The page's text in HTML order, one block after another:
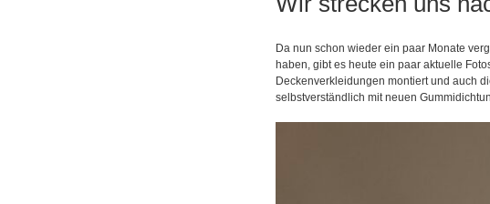
Da nun schon wieder ein paar Monate
haben, gibt es heute ein paar aktuelle
Deckenverkleidungen montiert und auch
selbstverständlich mit neuen